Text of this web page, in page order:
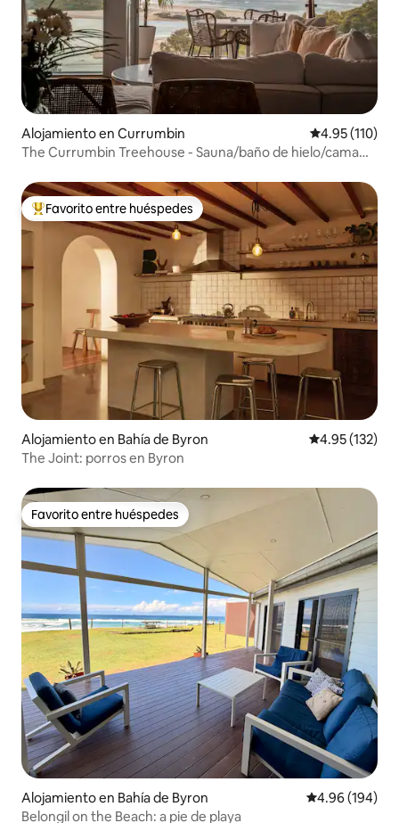
Alojamiento en Currumbin Calificación
4.95 (110)
The Currumbin Treehouse - Sauna/baño de hielo/cama
Favorito entre huéspedes preferido
Favorito entre huéspedes
Alojamiento en Bahía de Byron Calificación
4.95 (132)
The Joint: porros en Byron
Favorito entre huéspedes
Favorito entre huéspedes
Alojamiento en Bahía de Byron Calificación
4.96 (194)
Belongil on the Beach: a pie de playa